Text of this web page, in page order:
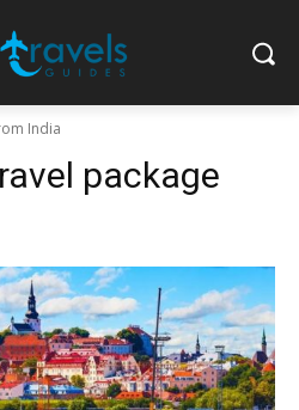
India
package